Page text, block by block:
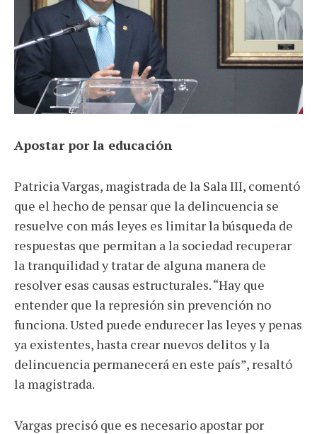
Apostar por la educación
Patricia Vargas, magistrada de la Sala III, comentó
que el hecho de pensar que la delincuencia se
resuelve con más leyes es limitar la búsqueda de
respuestas que permitan a la sociedad recuperar
la tranquilidad y tratar de alguna manera de
resolver esas causas estructurales. “Hay que
entender que la represión sin prevención no
funciona. Usted puede endurecer las leyes y penas
ya existentes, hasta crear nuevos delitos y la
delincuencia permanecerá en este país”, resaltó
la magistrada.
Vargas precisó que es necesario apostar por